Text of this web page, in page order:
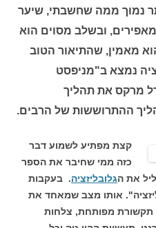
נמוך ממה שחשבתי, שיער
ובשלב מסוים הוא
מאמין, שהתיאור הטוב
נמצא ב"מניפסט
מרקס את תהליך
ההתרוששות של הרבים.
קצת מפתיע לשמוע דבר
כזה ממי שחיבר את הספר
את הגלובליזציה. בעקבות
אותו מצב שמאחד את
תקשורת מפותחת, צלחות